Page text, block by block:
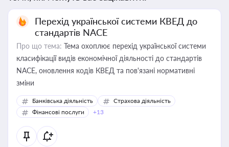
Перехід української системи КВЕД до
стандартів NACE
Про що тема: Тема охоплює перехід української системи
класифікації видів економічної діяльності до стандартів
NACE, оновлення кодів КВЕД та пов'язані нормативні
зміни
Банківська діяльність
Страхова діяльність
Фінансові послуги
+13